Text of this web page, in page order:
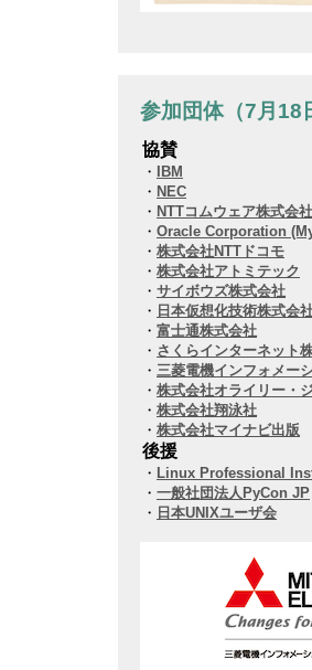
参加団体（7月18
協賛
・
IBM
・ NEC
・ NTTコムウェア株式会社
・ Oracle Corporation
・ 株式会社NTTドコモ
・ 株式会社アトミテック
・ サイボウズ株式会社
・ 日本仮想化技術株式会
・ 富士通株式会社
・ さくらインターネット
・ 三菱電機インフォメー
・ 株式会社オライリー・
・ 株式会社翔泳社
・ 株式会社マイナビ出版
後援
・ Linux Professional
・ 一般社団法人PyCon JP
・ 日本UNIXユーザ会